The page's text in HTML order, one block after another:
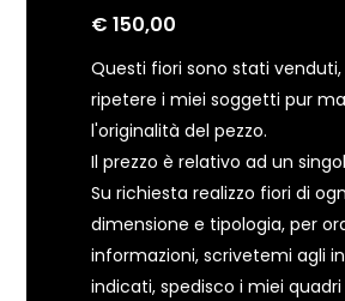
€ 150,00
Questi fiori sono stati venduti,
ripetere i miei soggetti pur
l'originalità del pezzo.
Il prezzo è relativo ad un
Su richiesta realizzo fiori di
dimensione e tipologia, per
informazioni, scrivetemi agli
indicati, spedisco i miei